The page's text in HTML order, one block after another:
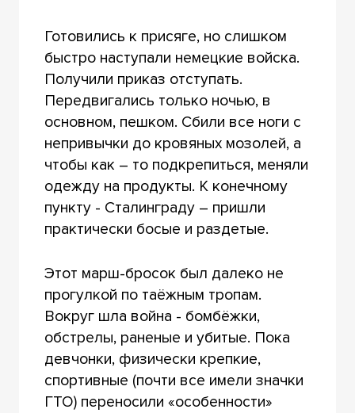
Готовились к присяге, но слишком
быстро наступали немецкие войска.
Получили приказ отступать.
Передвигались только ночью, в
основном, пешком. Сбили все ноги с
непривычки до кровяных мозолей, а
чтобы как – то подкрепиться, меняли
одежду на продукты. К конечному
пункту - Сталинграду – пришли
практически босые и раздетые.
Этот марш-бросок был далеко не
прогулкой по таёжным тропам.
Вокруг шла война - бомбёжки,
обстрелы, раненые и убитые. Пока
девчонки, физически крепкие,
спортивные (почти все имели значки
ГТО) переносили «особенности»